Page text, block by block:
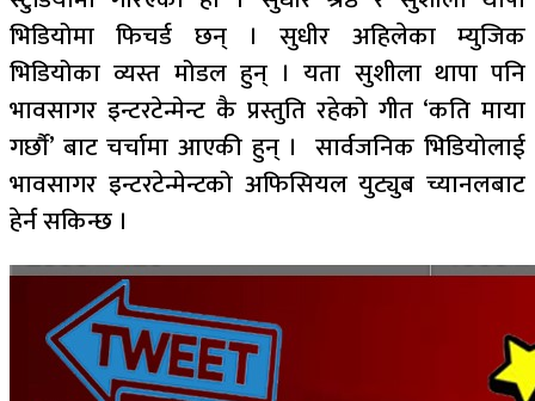
भिडियोमा फिचर्ड छन् । सुधीर अहिलेका म्युजिक
भिडियोका व्यस्त मोडल हुन् । यता सुशीला थापा पनि
भावसागर इन्टरटेन्मेन्ट कै प्रस्तुति रहेको गीत ‘कति माया
गर्छौ’ बाट चर्चामा आएकी हुन् । सार्वजनिक भिडियोलाई
भावसागर इन्टरटेन्मेन्टको अफिसियल युट्युब च्यानलबाट
हेर्न सकिन्छ ।